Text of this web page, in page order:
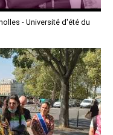
- Université d'été du